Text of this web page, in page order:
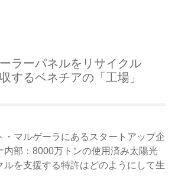
ラーパネルをリサイクル
するベネチアの「工場」
・マルゲーラにあるスタートアップ企
内部：8000万トンの使用済み太陽光
ルを支援する特許はどのようにして生